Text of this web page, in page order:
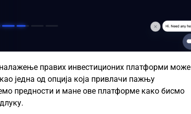
правих инвестиционих платформи може
једна од опција која привлачи пажњу
предности и мане ове платформе како бисмо